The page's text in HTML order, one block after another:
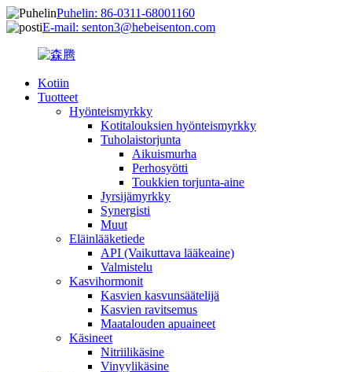
Puhelin: 86-0311-68001160
E-mail: senton3@hebeisenton.com
Kotiin
Tuotteet
Hyönteismyrkky
Kotitalouksien hyönteismyrkky
Tuholaistorjunta
Aikuismurha
Perhosyötti
Toukkien torjunta-aine
Jyrsijämyrkky
Synergisti
Muut
Eläinlääketiede
API (Vaikuttava lääkeaine)
Valmistelu
Kasvihormonit
Kasvien kasvunsäätelijä
Kasvien ravitsemus
Maatalouden apuaineet
Käsineet
Nitriilikäsine
Vinyylikäsine